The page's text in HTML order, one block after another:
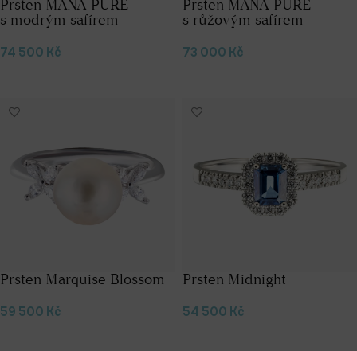
Prsten MANA PURE
s modrým safírem
74 500 Kč
Prsten MANA PURE
s růžovým safírem
73 000 Kč
Prsten Marquise Blossom
59 500 Kč
Prsten Midnight
54 500 Kč